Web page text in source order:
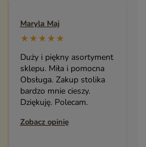
Monika Andrzejewska
★★★★★
Bardzo solidny, piękny
mebel (biblioteczka).
Świetny kontakt z
pracownikami sklepu.
Polecam serdecznie.
Zobacz opinię